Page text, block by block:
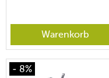
Warenkorb
- 8%